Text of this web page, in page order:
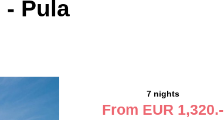
- Pula
7 nights
From EUR 1,320.-